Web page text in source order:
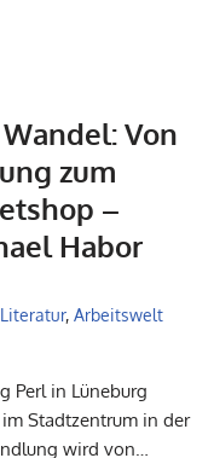
Von
zum
–
Habor
, Arbeitswelt
Perl in Lüneburg
Stadtzentrum in der
wird von…